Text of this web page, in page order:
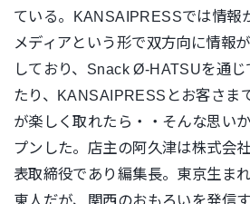
ている。 KANSAIPRESSでは情報
メディアという形で双方向に情報
しており、 Snack Ø-HATSUを通じ
たり、 KANSAIPRESS とお客さま
が楽しく取れたら・・そんな思い
プンした。店主の阿久津は株式会社
表取締役であり編集長。東京生ま
東人だが、関西のおもろいを発信